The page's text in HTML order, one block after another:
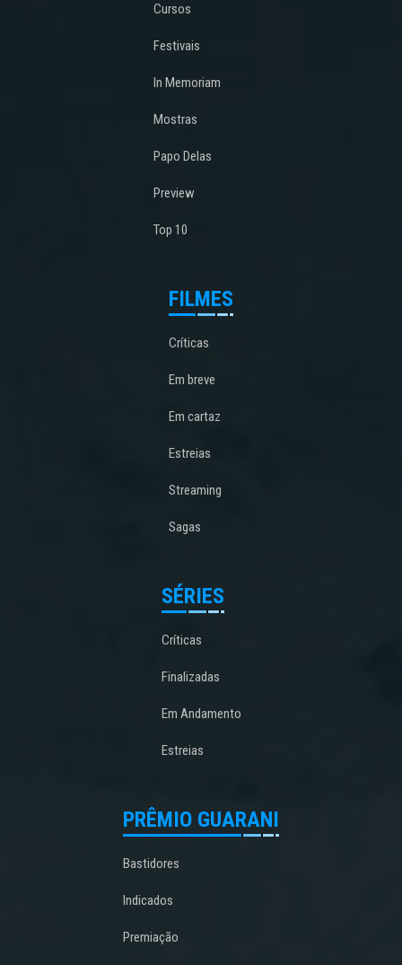
Cursos
Festivais
In Memoriam
Mostras
Papo Delas
Preview
Top 10
FILMES
Críticas
Em breve
Em cartaz
Estreias
Streaming
Sagas
SÉRIES
Críticas
Finalizadas
Em Andamento
Estreias
PRÊMIO GUARANI
Bastidores
Indicados
Premiação